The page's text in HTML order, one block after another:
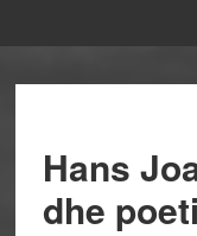
Hans
dhe